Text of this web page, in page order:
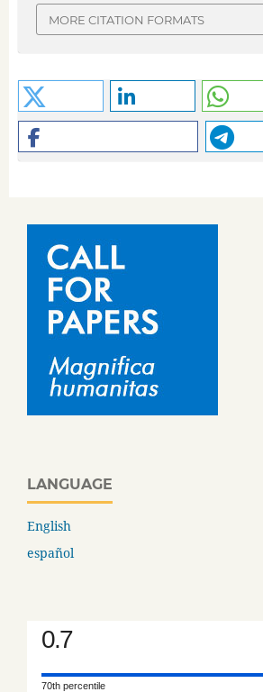
MORE CITATION FORMATS
LANGUAGE
English
español
0.7
70th percentile